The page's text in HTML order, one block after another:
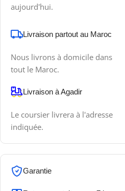
aujourd'hui.
Livraison partout au Maroc
Nous livrons à domicile dans
tout le Maroc.
Livraison à Agadir
Le coursier livrera à l'adresse
indiquée.
Garantie